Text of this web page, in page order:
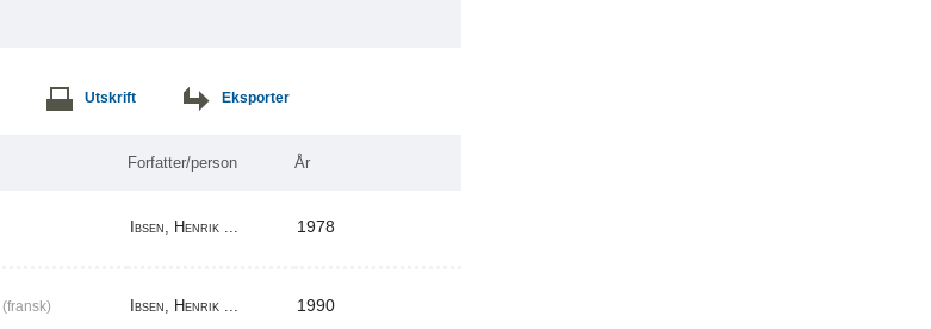
Utskrift Eksporter
Forfatter/person År
Ibsen, Henrik ... 1978
(fransk) Ibsen, Henrik ... 1990